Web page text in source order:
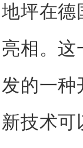
地坪在德
亮相。这
发的一种
新技术可